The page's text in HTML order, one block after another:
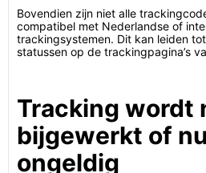
Bovendien zijn niet alle
compatibel met Nederlandse of
trackingsystemen. Dit kan leiden
statussen op de trackingpagina’s
Tracking wordt
bijgewerkt of
ongeldig